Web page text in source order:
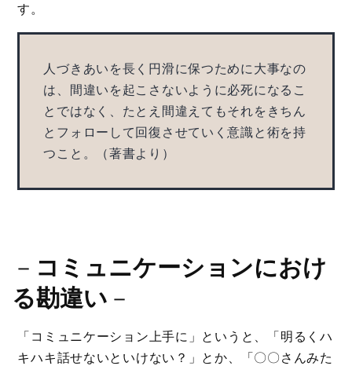
す。
人づきあいを長く円滑に保つために大事なの
は、間違いを起こさないように必死になるこ
とではなく、たとえ間違えてもそれをきちん
とフォローして回復させていく意識と術を持
つこと。（著書より）
－ コミュニケーションにおけ
る勘違い －
「コミュニケーション上手に」というと、「明るくハ
キハキ話せないといけない？」とか、「〇〇さんみた